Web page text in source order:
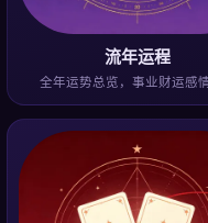
流年运程
全年运势总览，事业财运感